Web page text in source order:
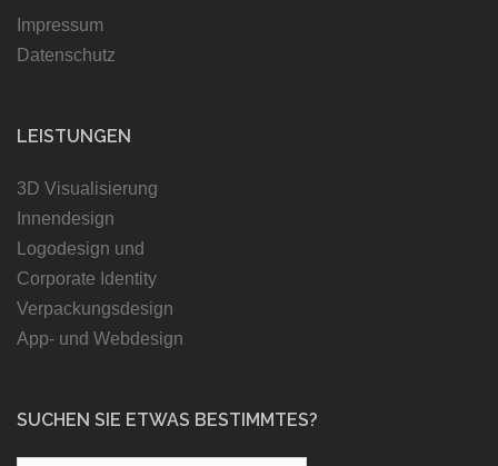
Impressum
Datenschutz
LEISTUNGEN
3D Visualisierung
Innendesign
Logodesign und
Corporate Identity
Verpackungsdesign
App- und Webdesign
SUCHEN SIE ETWAS BESTIMMTES?